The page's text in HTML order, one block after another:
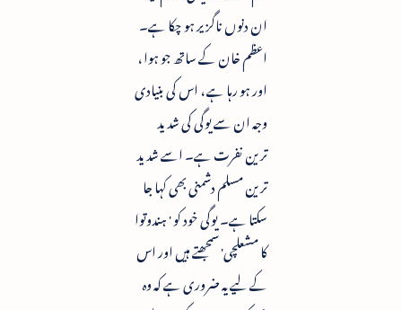
ان دنوں ناگزیر ہو چکا ہے۔
اعظم خان کے ساتھ جو ہوا ،
اور ہو رہا ہے ، اس کی بنیادی
وجہ ان سے یوگی کی شدید
ترین نفرت ہے۔ اسے شدید
ترین مسلم دشمنی بھی کہا جا
سکتا ہے۔ یوگی خود کو ' ہندوتوا
کا مشعلچی' سمجھتے ہیں اور اس
کے لیے یہ ضروری ہے کہ وہ